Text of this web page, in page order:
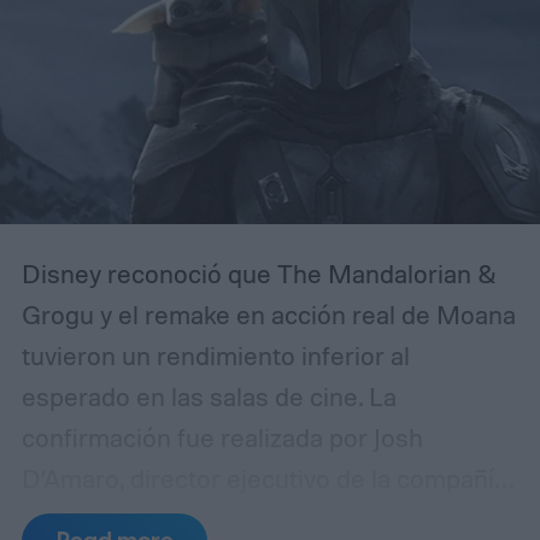
Disney reconoció que The Mandalorian &
Grogu y el remake en acción real de Moana
tuvieron un rendimiento inferior al
esperado en las salas de cine. La
durante una llamada con inversores en la